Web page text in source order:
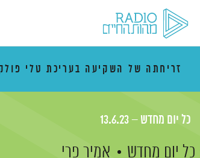
זריחתה של השקיעה בעריכת טלי
כל יום מחדש – 13.6.23
כל יום מחדש אמיר פרי